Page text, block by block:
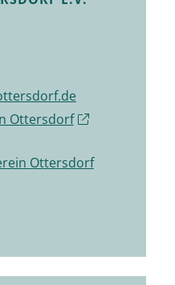
Ottersdorf
Ottersdorf